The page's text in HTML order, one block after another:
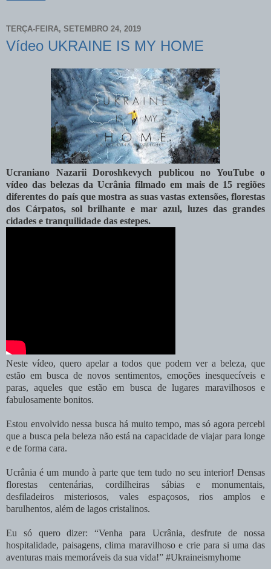
TERÇA-FEIRA, SETEMBRO 24, 2019
Vídeo UKRAINE IS MY HOME
Ucraniano Nazarii Doroshkevych publicou no YouTube o
vídeo das belezas da Ucrânia filmado em mais de 15 regiões
diferentes do país que mostra as suas vastas extensões, florestas
dos Cárpatos, sol brilhante e mar azul, luzes das grandes
cidades e tranquilidade das estepes.
Neste vídeo, quero apelar a todos que podem ver a beleza, que
estão em busca de novos sentimentos, emoções inesquecíveis e
paras, aqueles que estão em busca de lugares maravilhosos e
fabulosamente bonitos.
Estou envolvido nessa busca há muito tempo, mas só agora percebi
que a busca pela beleza não está na capacidade de viajar para longe
e de forma cara.
Ucrânia é um mundo à parte que tem tudo no seu interior! Densas
florestas centenárias, cordilheiras sábias e monumentais,
desfiladeiros misteriosos, vales espaçosos, rios amplos e
barulhentos, além de lagos cristalinos.
Eu só quero dizer: “Venha para Ucrânia, desfrute de nossa
hospitalidade, paisagens, clima maravilhoso e crie para si uma das
aventuras mais memoráveis da sua vida!” #Ukraineismyhome